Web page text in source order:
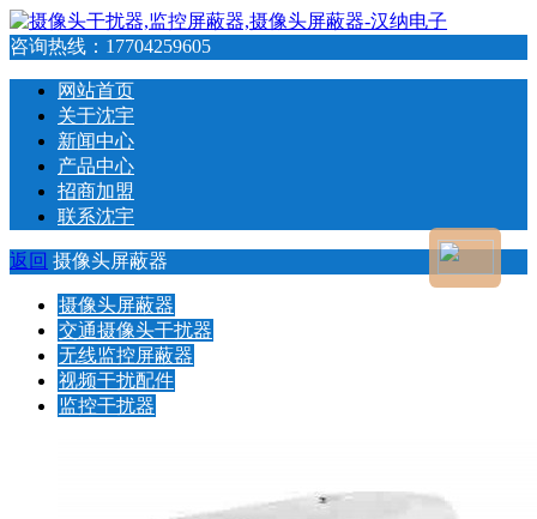
咨询热线： 17704259605
网站首页
关于沈宇
新闻中心
产品中心
招商加盟
联系沈宇
返回 摄像头屏蔽器
摄像头屏蔽器
交通摄像头干扰器
无线监控屏蔽器
视频干扰配件
监控干扰器